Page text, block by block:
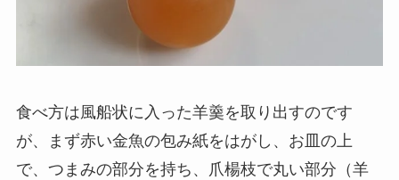
食べ方は風船状に入った羊羹を取り出すのです
が、まず赤い金魚の包み紙をはがし、お皿の上
で、つまみの部分を持ち、爪楊枝で丸い部分（羊